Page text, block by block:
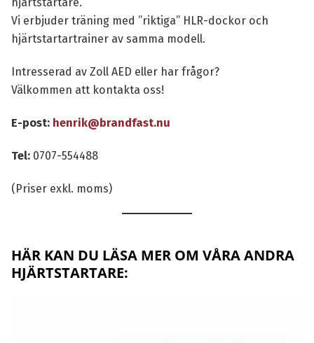
Vi erbjuder träning med ”riktiga” HLR-dockor och
hjärtstartartrainer av samma modell.
Intresserad av Zoll AED eller har frågor?
Välkommen att kontakta oss!
E-post: henrik@brandfast.nu
Tel: 0707-554488
(Priser exkl. moms)
HÄR KAN DU LÄSA MER OM VÅRA ANDRA
HJÄRTSTARTARE: